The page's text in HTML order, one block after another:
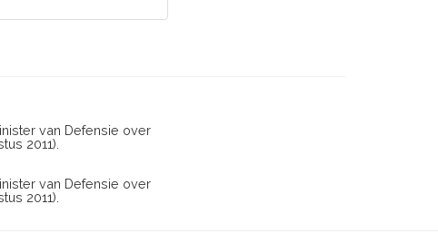
van Defensie over
2011).
van Defensie over
2011).